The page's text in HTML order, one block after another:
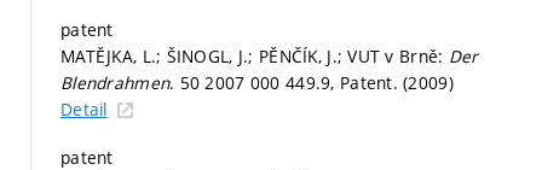
patent
MATĚJKA, L.; ŠINOGL, J.; PĚNČÍK, J.; VUT v Brně: Der
Blendrahmen. 50 2007 000 449.9, Patent. (2009)
Detail
patent